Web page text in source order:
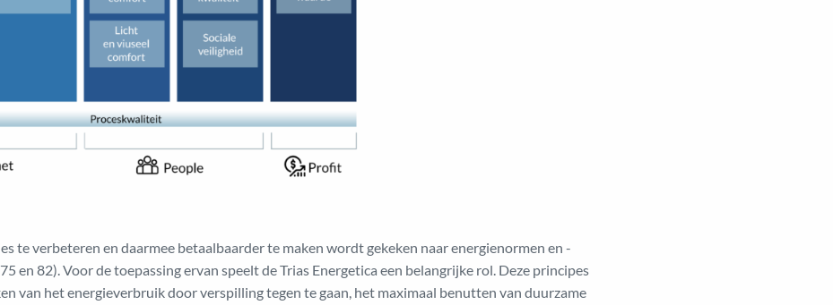
te verbeteren en daarmee betaalbaarder te maken wordt gekeken naar energienormen en -
en 82). Voor de toepassing ervan speelt de Trias Energetica een belangrijke rol. Deze principes
van het energieverbruik door verspilling tegen te gaan, het maximaal benutten van duurzame